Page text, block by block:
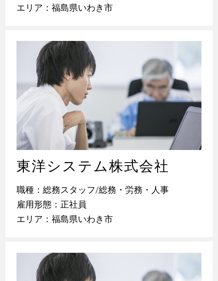
エリア：福島県いわき市
東洋システム株式会社
職種：総務スタッフ/総務・労務・人事
雇用形態：正社員
エリア：福島県いわき市